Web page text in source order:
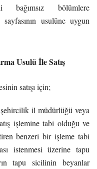
bağımsız bölümlere
sayfasının usulüne uygun
Usulü İle Satış
satışı için;
il müdürlüğü veya
işlemine tabi olduğu ve
benzeri bir işleme tabi
istenmesi üzerine tapu
tapu sicilinin beyanlar